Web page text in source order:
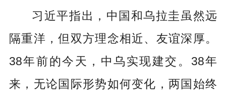
习近平指出，中国和乌拉圭虽然远
隔重洋，但双方理念相近、友谊深厚。
38年前的今天，中乌实现建交。38年
来，无论国际形势如何变化，两国始终